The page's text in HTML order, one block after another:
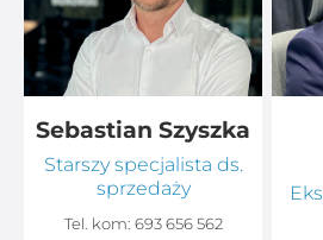
Sebastian Szyszka
Starszy specjalista ds.
sprzedaży
Tel. kom: 693 656 562